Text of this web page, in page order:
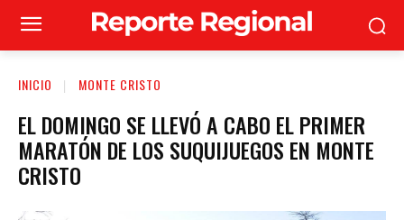
INICIO MONTE CRISTO
EL DOMINGO SE LLEVÓ A CABO EL PRIMER
MARATÓN DE LOS SUQUIJUEGOS EN MONTE
CRISTO